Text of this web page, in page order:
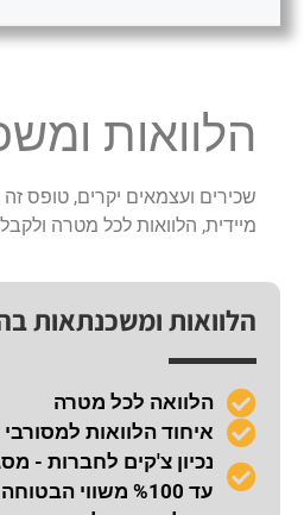
הלוואות
שכירים ועצמאים יקרים, טופס
מיידית, הלוואות לכל מטרה
הלוואות ומשכנתאות
הלוואה לכל מטרה
איחוד הלוואות
נכיון צ'קים לחברות -
עד %100 משווי הבטוחה